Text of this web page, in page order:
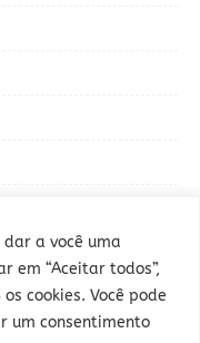
dar a você uma
em “Aceitar todos”,
cookies. Você pode
um consentimento